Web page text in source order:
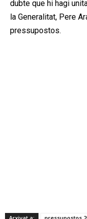
dubte que hi hagi
la Generalitat, Pere
pressupostos.